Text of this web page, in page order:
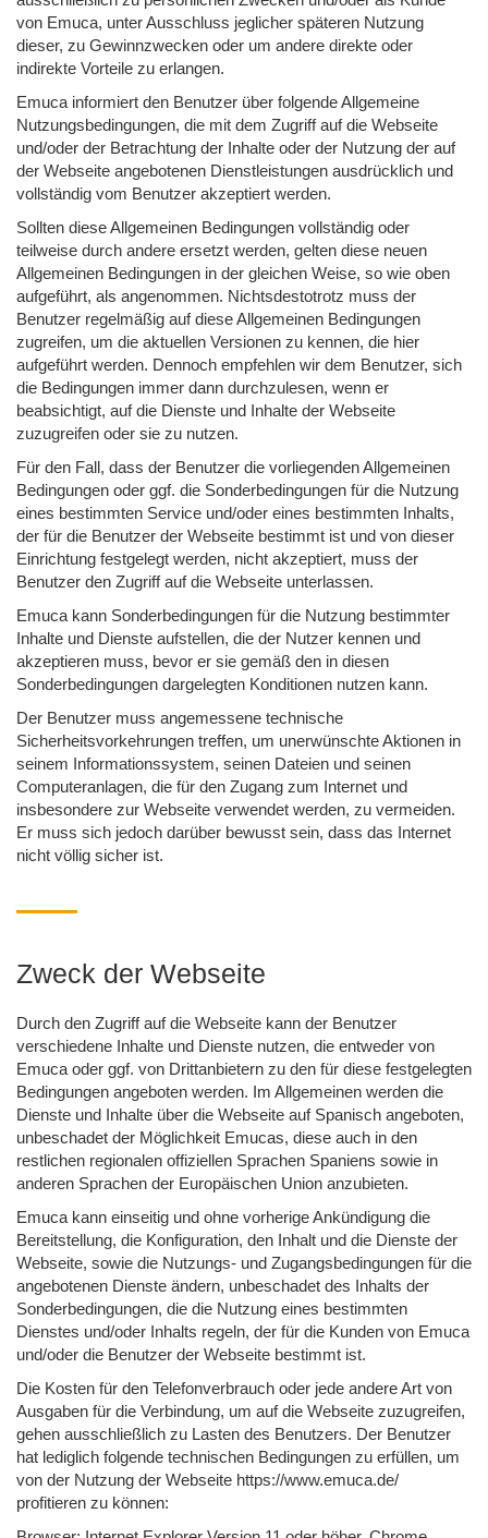
von Emuca, unter Ausschluss jeglicher späteren Nutzung
dieser, zu Gewinnzwecken oder um andere direkte oder
indirekte Vorteile zu erlangen.
Emuca informiert den Benutzer über folgende Allgemeine
Nutzungsbedingungen, die mit dem Zugriff auf die Webseite
und/oder der Betrachtung der Inhalte oder der Nutzung der auf
der Webseite angebotenen Dienstleistungen ausdrücklich und
vollständig vom Benutzer akzeptiert werden.
Sollten diese Allgemeinen Bedingungen vollständig oder
teilweise durch andere ersetzt werden, gelten diese neuen
Allgemeinen Bedingungen in der gleichen Weise, so wie oben
aufgeführt, als angenommen. Nichtsdestotrotz muss der
Benutzer regelmäßig auf diese Allgemeinen Bedingungen
zugreifen, um die aktuellen Versionen zu kennen, die hier
aufgeführt werden. Dennoch empfehlen wir dem Benutzer, sich
die Bedingungen immer dann durchzulesen, wenn er
beabsichtigt, auf die Dienste und Inhalte der Webseite
zuzugreifen oder sie zu nutzen.
Für den Fall, dass der Benutzer die vorliegenden Allgemeinen
Bedingungen oder ggf. die Sonderbedingungen für die Nutzung
eines bestimmten Service und/oder eines bestimmten Inhalts,
der für die Benutzer der Webseite bestimmt ist und von dieser
Einrichtung festgelegt werden, nicht akzeptiert, muss der
Benutzer den Zugriff auf die Webseite unterlassen.
Emuca kann Sonderbedingungen für die Nutzung bestimmter
Inhalte und Dienste aufstellen, die der Nutzer kennen und
akzeptieren muss, bevor er sie gemäß den in diesen
Sonderbedingungen dargelegten Konditionen nutzen kann.
Der Benutzer muss angemessene technische
Sicherheitsvorkehrungen treffen, um unerwünschte Aktionen in
seinem Informationssystem, seinen Dateien und seinen
Computeranlagen, die für den Zugang zum Internet und
insbesondere zur Webseite verwendet werden, zu vermeiden.
Er muss sich jedoch darüber bewusst sein, dass das Internet
nicht völlig sicher ist.
Zweck der Webseite
Durch den Zugriff auf die Webseite kann der Benutzer
verschiedene Inhalte und Dienste nutzen, die entweder von
Emuca oder ggf. von Drittanbietern zu den für diese festgelegten
Bedingungen angeboten werden. Im Allgemeinen werden die
Dienste und Inhalte über die Webseite auf Spanisch angeboten,
unbeschadet der Möglichkeit Emucas, diese auch in den
restlichen regionalen offiziellen Sprachen Spaniens sowie in
anderen Sprachen der Europäischen Union anzubieten.
Emuca kann einseitig und ohne vorherige Ankündigung die
Bereitstellung, die Konfiguration, den Inhalt und die Dienste der
Webseite, sowie die Nutzungs- und Zugangsbedingungen für die
angebotenen Dienste ändern, unbeschadet des Inhalts der
Sonderbedingungen, die die Nutzung eines bestimmten
Dienstes und/oder Inhalts regeln, der für die Kunden von Emuca
und/oder die Benutzer der Webseite bestimmt ist.
Die Kosten für den Telefonverbrauch oder jede andere Art von
Ausgaben für die Verbindung, um auf die Webseite zuzugreifen,
gehen ausschließlich zu Lasten des Benutzers. Der Benutzer
hat lediglich folgende technischen Bedingungen zu erfüllen, um
von der Nutzung der Webseite https://www.emuca.de/
profitieren zu können: